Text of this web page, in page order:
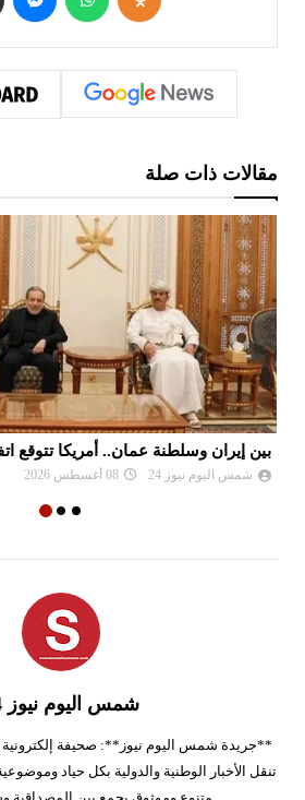
مقالات ذات صلة
بين إيران وسلطنة عمان.. أمريكا تتوقع
شمس اليوم نيوز 24 08 أغسطس 2026
شمس اليوم نيوز 24
**جريدة شمس اليوم نيوز**: صحيفة إلكترونية
تنقل الأخبار الوطنية والدولية بكل حياد